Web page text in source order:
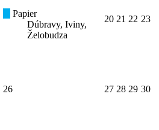
Papier
Dúbravy, Iviny,
Želobudza
20 21 22 23
26 27 28 29 30